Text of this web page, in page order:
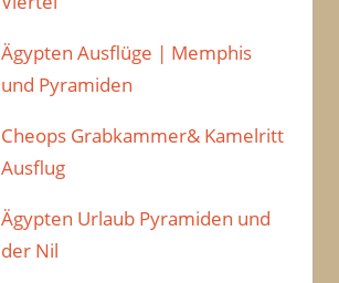
Ägypten Ausflüge | Memphis
und Pyramiden
Cheops Grabkammer& Kamelritt
Ausflug
Ägypten Urlaub Pyramiden und
der Nil